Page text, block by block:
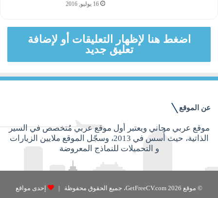
16 يوليو, 2016
اضغط هنا لإظهار التعليقات أو لإضافة
تعليق جديد
عن الموقع
موقع عربي مجاني ويعتبر أول موقع عربي مُتخصص في السير
الذاتية، حيث أُسس في 2013، وسجّل الموقع ملايين الزيارات
و التحميلات للنماذج المعروضة
© موقع GetFreeCV.com 2026، جميع الحقوق محفوظة | إحدى مواقع